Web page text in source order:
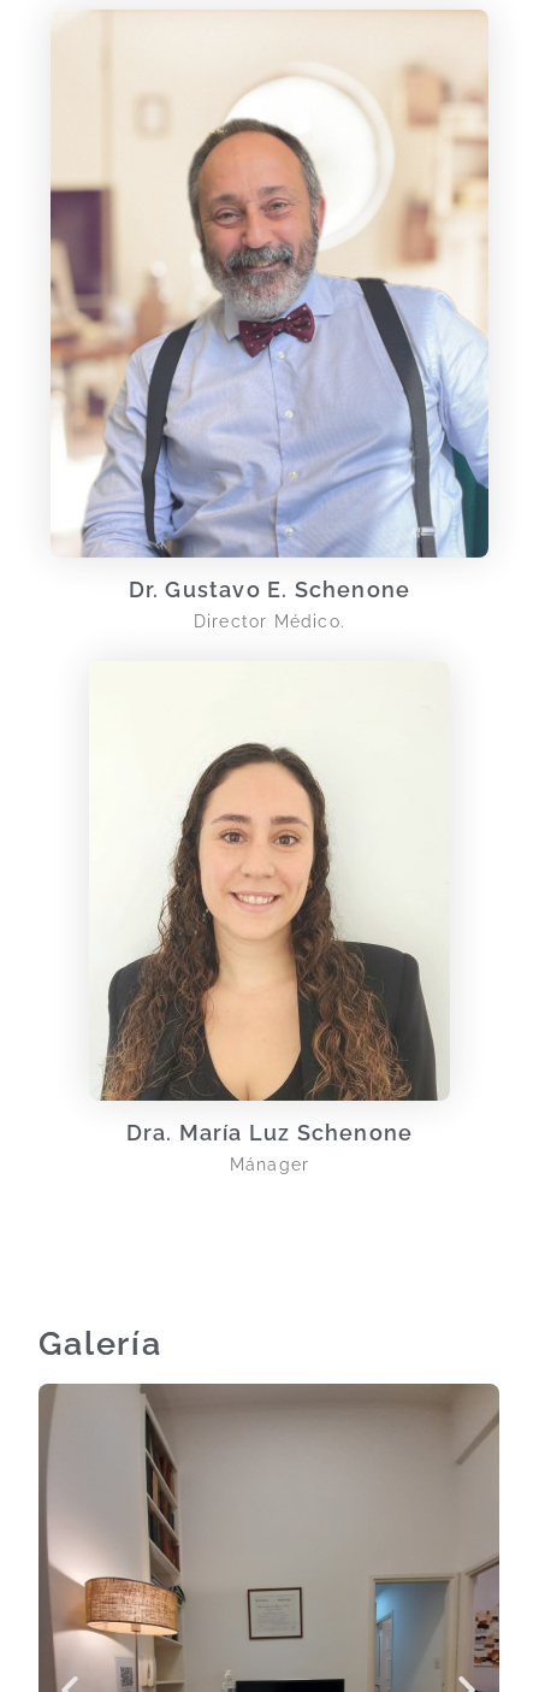
Dr. Gustavo E. Schenone
Director Médico.
Dra. María Luz Schenone
Mánager
Galería